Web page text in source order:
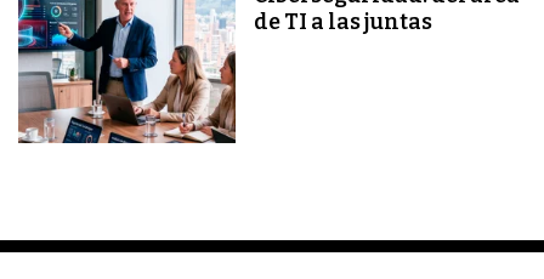
de TI a las juntas